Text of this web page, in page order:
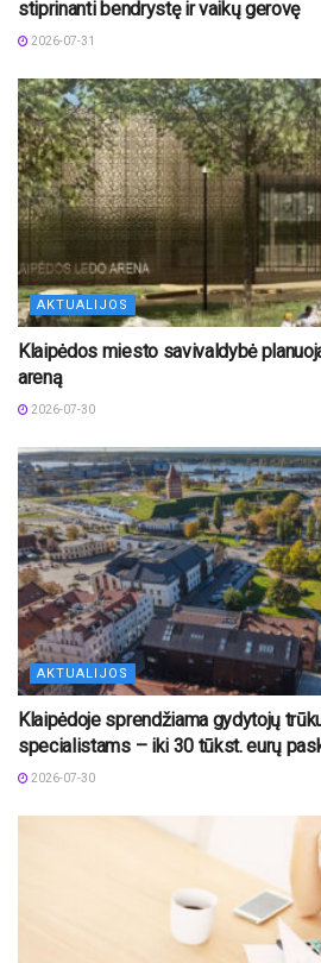
stiprinanti bendrystę ir vaikų gerovę
2026-07-31
AKTUALIJOS
Klaipėdos miesto savivaldybė
areną
2026-07-30
AKTUALIJOS
Klaipėdoje sprendžiama gydytojų
specialistams – iki 30 tūkst. eurų
2026-07-30